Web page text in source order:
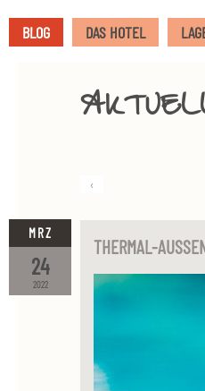
BLOG DAS HOTEL
‹
2022
24
MRZ
THERMAL-